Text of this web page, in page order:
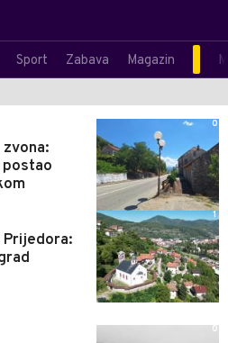
Sport Zabava Magazin
postao
0
Prijedora:
1
0